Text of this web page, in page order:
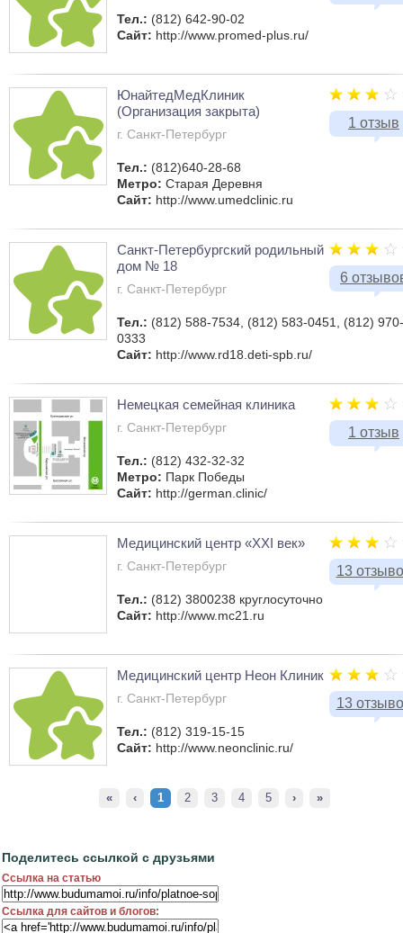
Тел.: (812) 642-90-02
Сайт: http://www.promed-plus.ru/
1 отзыв
ЮнайтедМедКлиник
(Организация закрыта)
г. Санкт-Петербург
Тел.: (812)640-28-68
Метро: Старая Деревня
Сайт: http://www.umedclinic.ru
6
Санкт-Петербургский родильный
дом № 18
г. Санкт-Петербург
Тел.: (812) 588-7534, (812) 583-0451, (812) 970-
0333
Сайт: http://www.rd18.deti-spb.ru/
1 отзыв
Немецкая семейная клиника
г. Санкт-Петербург
Тел.: (812) 432-32-32
Метро: Парк Победы
Сайт: http://german.clinic/
13
Медицинский центр «XXI век»
г. Санкт-Петербург
Тел.: (812) 3800238 круглосуточно
Сайт: http://www.mc21.ru
13
Медицинский центр Неон Клиник
г. Санкт-Петербург
Тел.: (812) 319-15-15
Сайт: http://www.neonclinic.ru/
« ‹ 1 2 3 4 5 › »
Поделитесь ссылкой с друзьями
Ссылка на статью
Ссылка для сайтов и блогов: